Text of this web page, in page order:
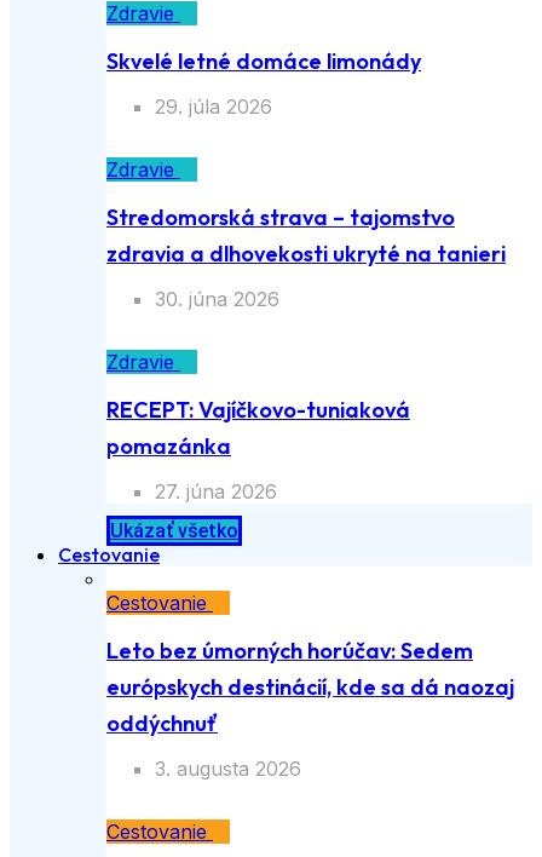
Zdravie
Skvelé letné domáce limonády
29. júla 2026
Zdravie
Stredomorská strava – tajomstvo zdravia
a dlhovekosti ukryté na tanieri
30. júna 2026
Zdravie
RECEPT: Vajíčkovo-tuniaková
pomazánka
27. júna 2026
Ukázať všetko
Cestovanie
Cestovanie
Leto bez úmorných horúčav: Sedem
európskych destinácií, kde sa dá naozaj
oddýchnuť
3. augusta 2026
Cestovanie